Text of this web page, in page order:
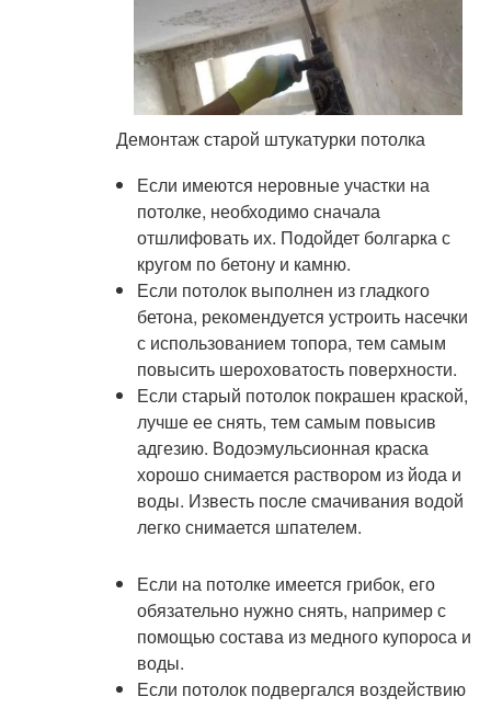
Демонтаж старой штукатурки потолка
Если имеются неровные участки на
потолке, необходимо сначала
отшлифовать их. Подойдет болгарка с
кругом по бетону и камню.
Если потолок выполнен из гладкого
бетона, рекомендуется устроить насечки
с использованием топора, тем самым
повысить шероховатость поверхности.
Если старый потолок покрашен краской,
лучше ее снять, тем самым повысив
адгезию. Водоэмульсионная краска
хорошо снимается раствором из йода и
воды. Известь после смачивания водой
легко снимается шпателем.
Если на потолке имеется грибок, его
обязательно нужно снять, например с
помощью состава из медного купороса и
воды.
Если потолок подвергался воздействию